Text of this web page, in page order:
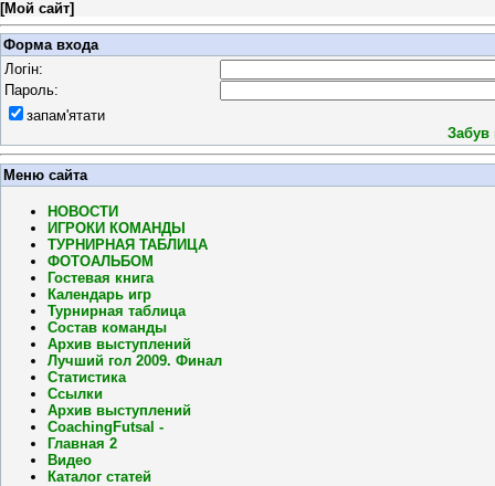
[Мой сайт]
Форма входа
Логін:
Пароль:
запам'ятати
Забув
Меню сайта
НОВОСТИ
ИГРОКИ КОМАНДЫ
ТУРНИРНАЯ ТАБЛИЦА
ФОТОАЛЬБОМ
Гостевая книга
Календарь игр
Турнирная таблица
Состав команды
Архив выступлений
Лучший гол 2009. Финал
Статистика
Ссылки
Архив выступлений
CoachingFutsal -
Главная 2
Видео
Каталог статей